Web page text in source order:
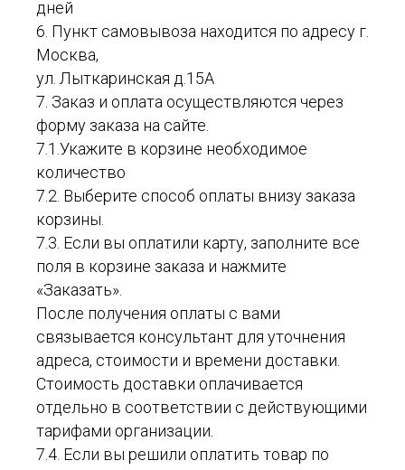
дней
6. Пункт самовывоза находится по адресу г.
Москва,
ул. Лыткаринская д.15А
7. Заказ и оплата осуществляются через
форму заказа на сайте.
7.1.Укажите в корзине необходимое
количество
7.2. Выберите способ оплаты внизу заказа
корзины.
7.3. Если вы оплатили карту, заполните все
поля в корзине заказа и нажмите
«Заказать».
После получения оплаты с вами
связывается консультант для уточнения
адреса, стоимости и времени доставки.
Стоимость доставки оплачивается
отдельно в соответствии с действующими
тарифами организации.
7.4. Если вы решили оплатить товар по